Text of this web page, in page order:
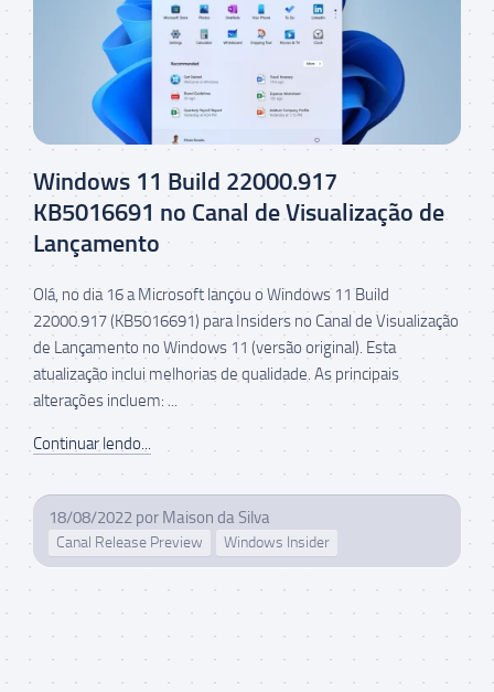
Windows 11 Build 22000.917
KB5016691 no Canal de Visualização de
Lançamento
Olá, no dia 16 a Microsoft lançou o Windows 11 Build
22000.917 (KB5016691) para Insiders no Canal de Visualização
de Lançamento no Windows 11 (versão original). Esta
atualização inclui melhorias de qualidade. As principais
alterações incluem: ...
Continuar lendo...
18/08/2022 por Maison da Silva
Canal Release Preview Windows Insider